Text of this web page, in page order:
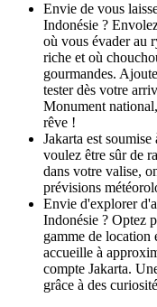
Envie de vous
Indonésie ?
où vous évader au
riche et où
gourmandes.
tester dès votre
Monument
rêve !
Jakarta est
voulez être sûr de
dans votre valise,
prévisions
Envie d'explorer
Indonésie ? Optez
gamme de location
accueille à
compte Jakarta.
grâce à des